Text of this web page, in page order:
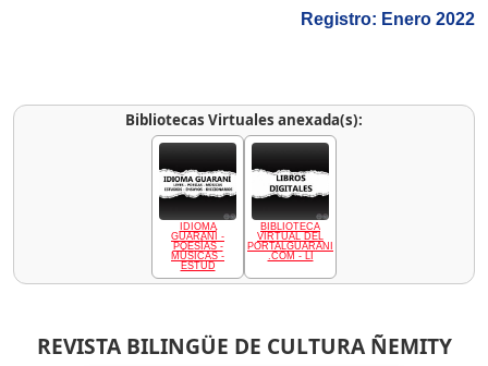
REVISTA BILINGÜE DE CULTURA ÑEMITY
Registro: Enero 2022
Bibliotecas Virtuales anexada(s):
IDIOMA
GUARANÍ -
POESÍAS -
MÚSICAS -
ESTUD
BIBLIOTECA
VIRTUAL DEL
PORTALGUARANI
.COM - LI